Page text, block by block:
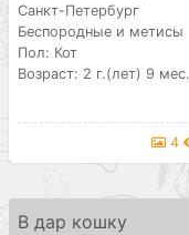
Санкт-Петербург
Беспородные и метисы
Пол: Кот
Возраст: 2 г.(лет) 9 мес.
4
В дар кошку